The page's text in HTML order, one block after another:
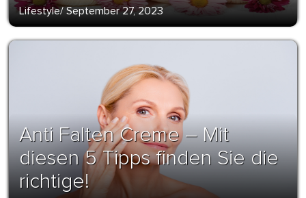
Lifestyle/September 27, 2023
Anti Falten Creme – Mit
diesen 5 Tipps finden Sie die
richtige!